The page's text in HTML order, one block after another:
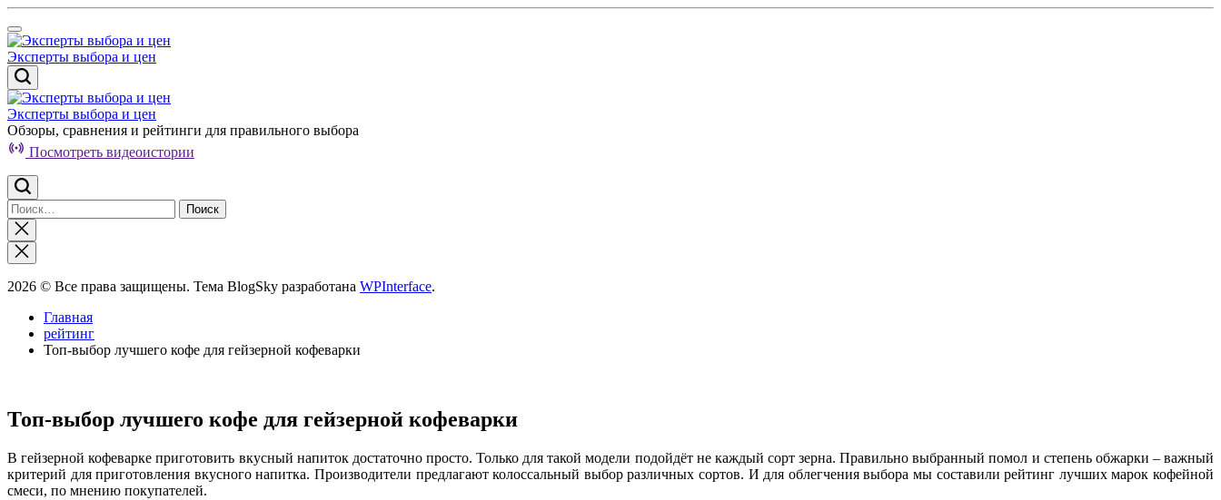
Перейти
к
содержимому
Эксперты выбора и цен
Эксперты выбора и цен
Обзоры, сравнения и рейтинги для правильного выбора
Посмотреть видеоистории
Найти:
Закрыть
поиск
2026 © Все права защищены. Тема BlogSky разработана WPInterface.
Главная
рейтинг
Топ-выбор лучшего кофе для гейзерной кофеварки
Топ-выбор лучшего кофе для гейзерной кофеварки
В гейзерной кофеварке приготовить вкусный напиток достаточно просто. Только для такой модели подойдёт не каждый сорт зерна. Правильно выбранный помол и степень обжарки – важный
критерий для приготовления вкусного напитка. Производители предлагают колоссальный выбор различных сортов. И для облегчения выбора мы составили рейтинг лучших марок кофейной
смеси, по мнению покупателей.